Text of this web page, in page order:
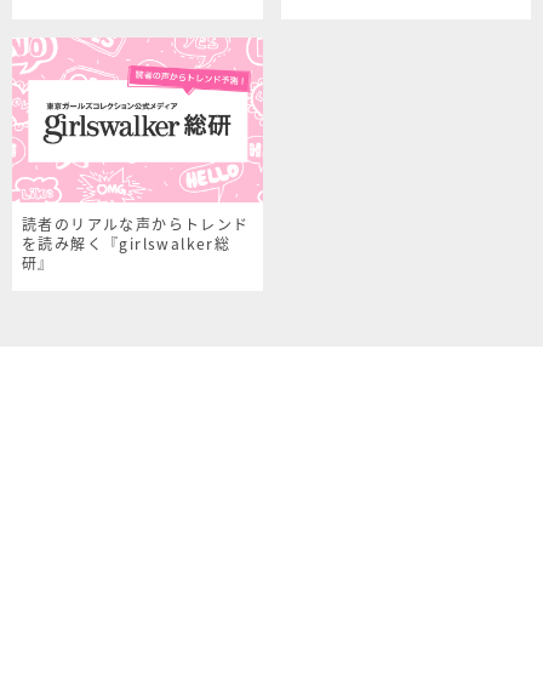
読者のリアルな声からトレンド
を読み解く『girlswalker総
研』